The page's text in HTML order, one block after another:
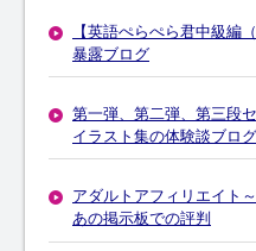
【英語ぺらぺら君中級編
暴露ブログ
第一弾、第二弾、第三段
イラスト集の体験談ブロ
アダルトアフィリエイト
あの掲示板での評判